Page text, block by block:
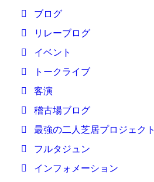
ブログ
リレーブログ
イベント
トークライブ
客演
稽古場ブログ
最強の二人芝居プロジェクト
フルタジュン
インフォメーション